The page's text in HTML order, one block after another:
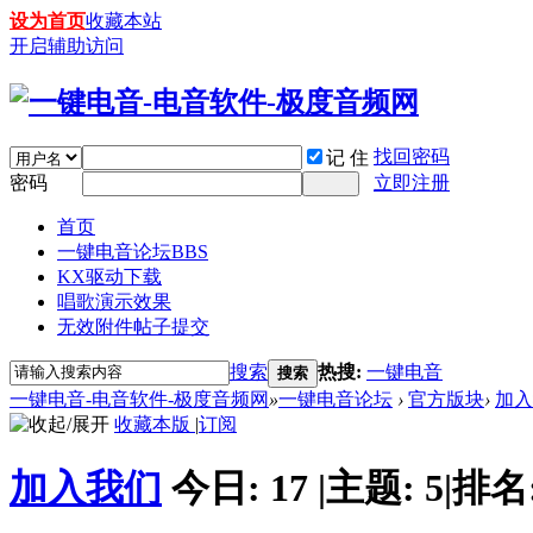
设为首页收藏本站
开启辅助访问
记 住 找回密码
密码
立即注册
首页
一键电音论坛BBS
KX驱动下载
唱歌演示效果
无效附件帖子提交
搜索 搜索 热搜: 一键电音
一键电音-电音软件-极度音频网 »一键电音论坛 › 官方版块› 加
收藏本版 |订阅
加入我们 今日: 17 |主题: 5|排